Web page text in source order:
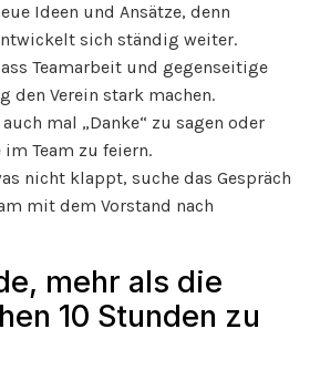
Ideen und Ansätze, denn
sich ständig weiter.
Teamarbeit und gegenseitige
den Verein stark machen.
mal „Danke“ zu sagen oder
Team zu feiern.
nicht klappt, suche das Gespräch
mit dem Vorstand nach
mehr als die
10 Stunden zu